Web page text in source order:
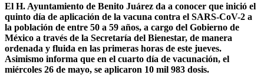
El H. Ayuntamiento de Benito Juárez da a conocer que inició el
quinto día de aplicación de la vacuna contra el SARS-CoV-2 a
la población de entre 50 a 59 años, a cargo del Gobierno de
México a través de la Secretaría del Bienestar, de manera
ordenada y fluida en las primeras horas de este jueves.
Asimismo informa que en el cuarto día de vacunación, el
miércoles 26 de mayo, se aplicaron 10 mil 983 dosis.